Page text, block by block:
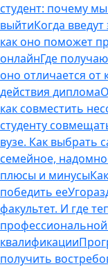
студент: почему мы
выйтиКогда
как оно поможет
онлайнГде
оно отличается от
действия диплома
как совместить
студенту
вузе. Как выбрать
семейное,
плюсы и минусы
победить ее
факультет. И где
квалификации
получить